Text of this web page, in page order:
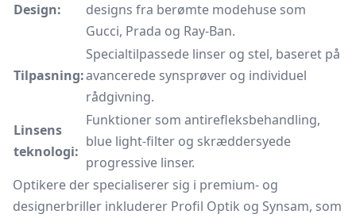
Design:
designs fra berømte modehuse som
Gucci, Prada og Ray-Ban.
Tilpasning:
Specialtilpassede linser og stel, baseret på
avancerede synsprøver og individuel
rådgivning.
Linsens
teknologi:
Funktioner som antirefleksbehandling,
blue light-filter og skræddersyede
progressive linser.
Optikere der specialiserer sig i premium- og
designerbriller inkluderer Profil Optik og Synsam, som